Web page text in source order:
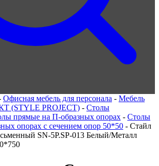
Офисная мебель для персонала - Мебель
PROJECT) - Столы
прямые на П-образных опорах - Столы
опорах с сечением опор 50*50 - Стайл
SN-5P.SP-013 Белый/Металл